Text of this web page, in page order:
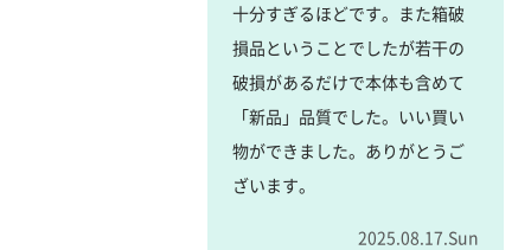
十分すぎるほどです。また箱破
損品ということでしたが若干の
破損があるだけで本体も含めて
「新品」品質でした。いい買い
物ができました。ありがとうご
ざいます。
2025.08.17.Sun